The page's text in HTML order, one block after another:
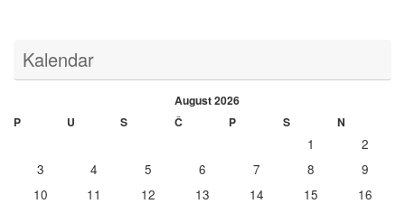
Kalendar
August 2026
P
U S Č P S N
1
2
3
4 5 6 7 8
9
10
11 12 13 14 15
16